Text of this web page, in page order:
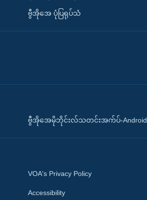
ဗွီအိုအေ ပုံပြရုပ်သံ
ဗွီအိုအေမိုဘိုင်းလ်သတင်းအက်ပ်-Android
VOA's Privacy Policy
Accessibility